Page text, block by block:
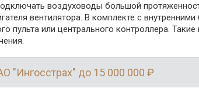
воздуховоды большой
вентилятора. В комплекте с
или центрального контроллера.
"Ингосстрах" до 15 000 000 ₽